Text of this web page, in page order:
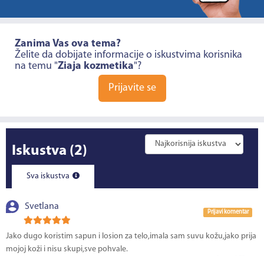
Zanima Vas ova tema?
Želite da dobijate informacije o iskustvima korisnika
na temu "Ziaja kozmetika"?
Prijavite se
Iskustva (2)
Sva iskustva
Svetlana
Prijavi komentar
Jako dugo koristim sapun i losion za telo,imala sam suvu kožu,jako prija
mojoj koži i nisu skupi,sve pohvale.